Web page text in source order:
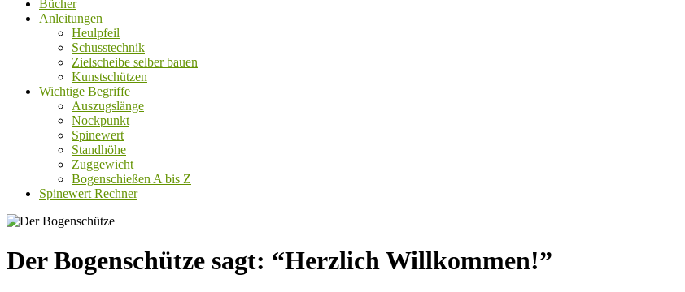
Bücher
Anleitungen
Heulpfeil
Schusstechnik
Zielscheibe selber bauen
Kunstschützen
Wichtige Begriffe
Auszugslänge
Nockpunkt
Spinewert
Standhöhe
Zuggewicht
Bogenschießen A bis Z
Spinewert Rechner
Der Bogenschütze sagt: “Herzlich Willkommen!”